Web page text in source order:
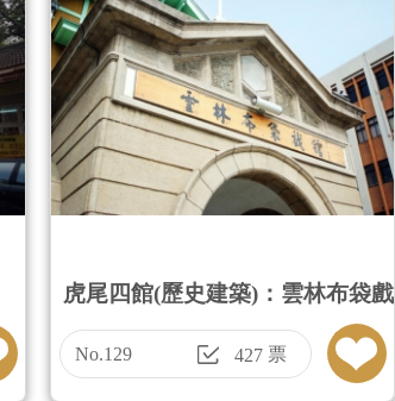
虎尾四館(歷史建築)：雲林布袋戲
館(地文館)＋雲林故事館(地文館)
＋雲林記憶cool(地文館＋借問站)
No.129 427票